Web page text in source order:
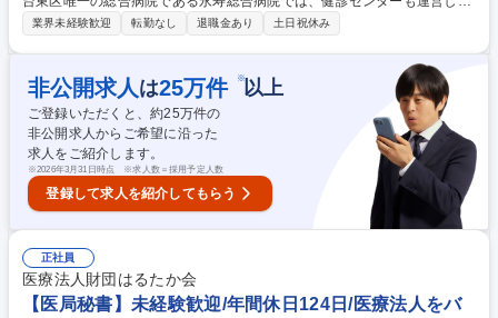
おります。本ポジションの健診センターの事務局での勤務となります。医
契約業務 ■センター内システム、医療機器等に関する契約、管理 ■学会等
への提出データ作成、統計作成 ■部署間の調整・医師の勤務調整 等 募集
職種 【健診センター事務】医療事務経験者歓迎/将来の課長候補ポジショ
ン◎
業界未経験歓迎 転勤なし 退職金あり 土日祝休み
非公開求人 は25万件 ※以上
ご登録いただくと、約25万件の
非公開求人からご希望に沿った
求人をご紹介します。
※2026年3月31日時点 ※求人数＝採用予定人数
登録して求人を紹介してもらう
正社員
医療法人財団はるたか会
【医局秘書】未経験歓迎/年間休日124日/医療法人をバ